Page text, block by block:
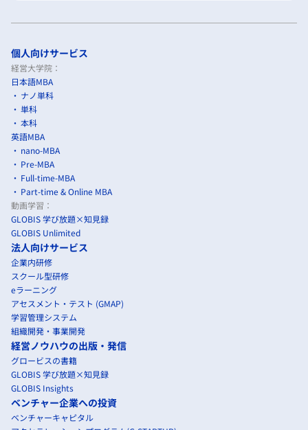
個人向けサービス
経営大学院：
日本語MBA
ナノ単科
単科
本科
英語MBA
nano-MBA
Pre-MBA
Full-time-MBA
Part-time & Online MBA
動画学習：
GLOBIS 学び放題×知見録
GLOBIS Unlimited
法人向けサービス
企業内研修
スクール型研修
eラーニング
アセスメント・テスト (GMAP)
学習管理システム
組織開発・事業開発
経営ノウハウの出版・発信
グロービスの書籍
GLOBIS 学び放題×知見録
GLOBIS Insights
ベンチャー企業への投資
ベンチャーキャピタル